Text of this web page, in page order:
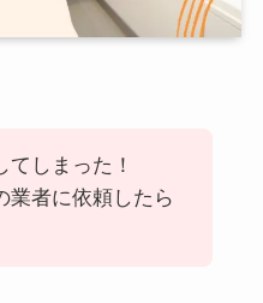
しまった！
業者に依頼したら